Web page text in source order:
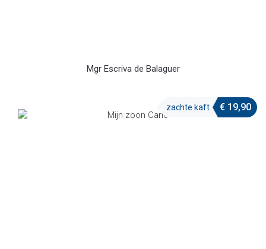
Mgr Escriva de Balaguer
zachte kaft € 19,90